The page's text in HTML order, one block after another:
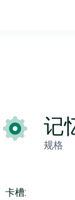
记
规格
卡槽: